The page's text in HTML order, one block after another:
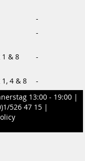
-
-
1 & 8 -
1, 4 & 8
-
13:00 - 19:00 |
526 47 15 |